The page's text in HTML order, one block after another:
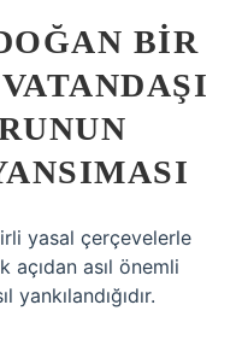
BIR
yasal çerçevelerle
açıdan asıl önemli